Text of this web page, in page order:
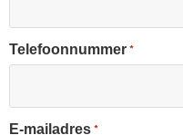
Telefoonnummer *
E-mailadres *